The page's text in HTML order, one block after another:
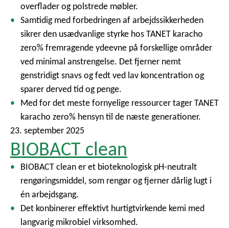
overflader og polstrede møbler.
Samtidig med forbedringen af arbejdssikkerheden
sikrer den usædvanlige styrke hos TANET karacho
zero% fremragende ydeevne på forskellige områder
ved minimal anstrengelse. Det fjerner nemt
genstridigt snavs og fedt ved lav koncentration og
sparer derved tid og penge.
Med for det meste fornyelige ressourcer tager TANET
karacho zero% hensyn til de næste generationer.
23. september 2025
BIOBACT clean
BIOBACT clean er et bioteknologisk pH-neutralt
rengøringsmiddel, som rengør og fjerner dårlig lugt i
én arbejdsgang.
Det konbinerer effektivt hurtigtvirkende kemi med
langvarig mikrobiel virksomhed.